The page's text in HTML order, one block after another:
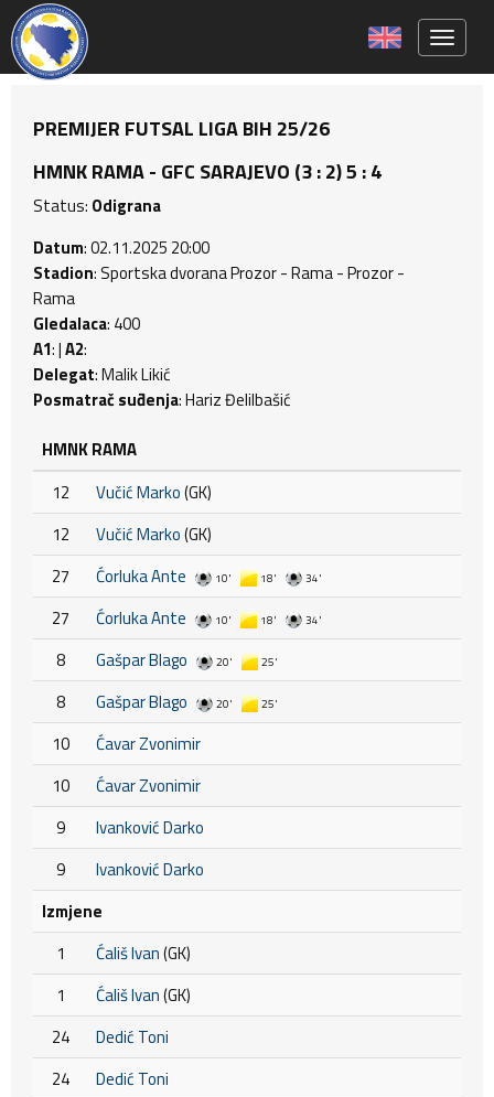
PREMIJER FUTSAL LIGA BIH 25/26
HMNK RAMA - GFC SARAJEVO (3 : 2) 5 : 4
Status: Odigrana
Datum: 02.11.2025 20:00
Stadion: Sportska dvorana Prozor - Rama - Prozor -
Rama
Gledalaca: 400
A1: |A2:
Delegat: Malik Likić
Posmatrač suđenja: Hariz Đelilbašić
HMNK RAMA
12
Vučić Marko(GK)
12
Vučić Marko(GK)
27
Ćorluka Ante 10' 18' 34'
27 Ćorluka Ante 10' 18' 34'
8 Gašpar Blago 20' 25'
8 Gašpar Blago 20' 25'
10
Ćavar Zvonimir
10
Ćavar Zvonimir
9
Ivanković Darko
9
Ivanković Darko
Izmjene
1
Ćališ Ivan(GK)
1
Ćališ Ivan(GK)
24
Dedić Toni
24
Dedić Toni